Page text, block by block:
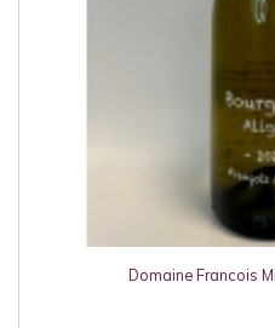
Domaine Francois